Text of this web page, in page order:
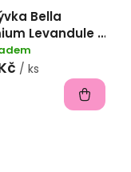
Bella
Levandule -
/ ks